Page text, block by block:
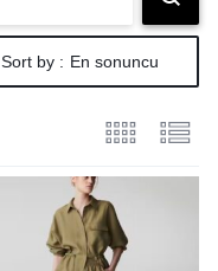
Sort by : En sonuncu